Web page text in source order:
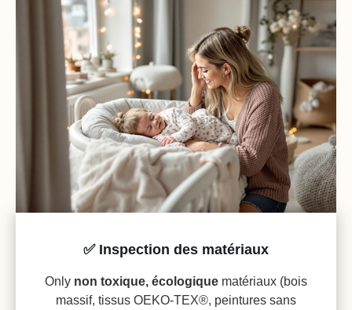
✅ Inspection des matériaux
Only non toxique, écologique matériaux (bois
massif, tissus OEKO-TEX®, peintures sans